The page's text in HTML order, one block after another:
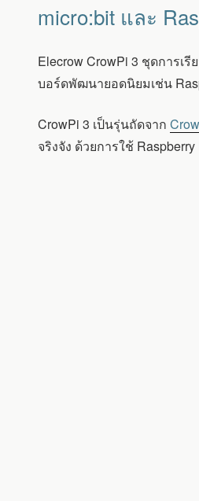
micro:bit และ
Elecrow CrowPi 3 ชุดการเ
บอร์ดพัฒนายอดนิยมเช่น
CrowPi 3 เป็นรุ่นถัดจาก
จริงจัง ด้วยการใช้